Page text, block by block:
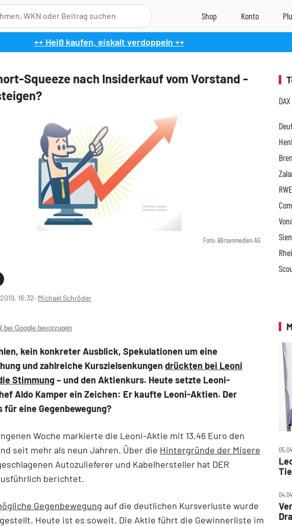
++ Heiß kaufen, eiskalt verdoppeln ++
Squeeze nach Insiderkauf vom Vorstand -
Foto: Börsenmedien AG
16:32‧ Michael Schröder
bei Google bevorzugen
kein konkreter Ausblick, Spekulationen um eine
und zahlreiche Kurszielsenkungen drückten bei Leoni
Stimmung– und den Aktienkurs. Heute setzte Leoni-
Aldo Kamper ein Zeichen: Er kaufte Leoni-Aktien. Der
eine Gegenbewegung?
Woche markierte die Leoni-Aktie mit 13,46 Euro den
seit mehr als neun Jahren. Über die Hintergründe der Misere
Autozulieferer und Kabelhersteller hat DER
berichtet.
Gegenbewegung auf die deutlichen Kursverluste wurde
Heute ist es soweit. Die Aktie führt die Gewinnerliste im
DAX
RWE